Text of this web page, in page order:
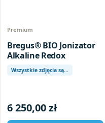
Premium
Bregus® BIO Jonizator
Alkaline Redox
Wszystkie zdjęcia są…
6 250,00zł